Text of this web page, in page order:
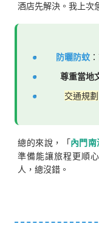
酒店先解決。我上次
防曬防蚊
尊重當地
交通規劃
總的來說，「內門
準備能讓旅程更順
人，總沒錯。